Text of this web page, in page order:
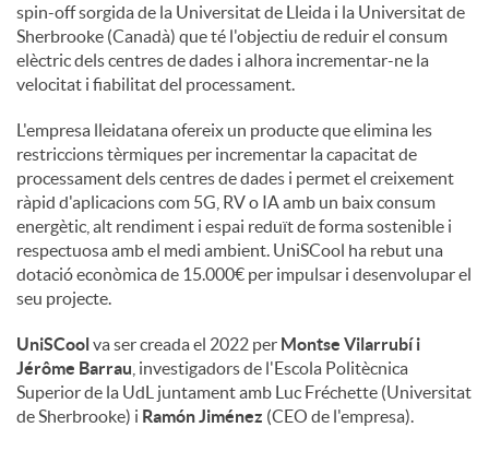
spin-off sorgida de la Universitat de Lleida i la Universitat de
Sherbrooke (Canadà) que té l'objectiu de reduir el consum
elèctric dels centres de dades i alhora incrementar-ne la
velocitat i fiabilitat del processament.
L'empresa lleidatana ofereix un producte que elimina les
restriccions tèrmiques per incrementar la capacitat de
processament dels centres de dades i permet el creixement
ràpid d'aplicacions com 5G, RV o IA amb un baix consum
energètic, alt rendiment i espai reduït de forma sostenible i
respectuosa amb el medi ambient. UniSCool ha rebut una
dotació econòmica de 15.000€ per impulsar i desenvolupar el
seu projecte.
UniSCool va ser creada el 2022 per Montse Vilarrubí i
Jérôme Barrau , investigadors de l'Escola Politècnica
Superior de la UdL juntament amb Luc Fréchette (Universitat
de Sherbrooke) i Ramón Jiménez (CEO de l'empresa).